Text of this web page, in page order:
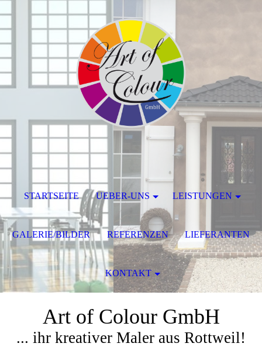
Art of Colour GmbH
... ihr kreativer Maler aus Rottweil!
STARTSEITE UEBER-UNS LEISTUNGEN
GALERIE/BILDER REFERENZEN LIEFERANTEN
KONTAKT